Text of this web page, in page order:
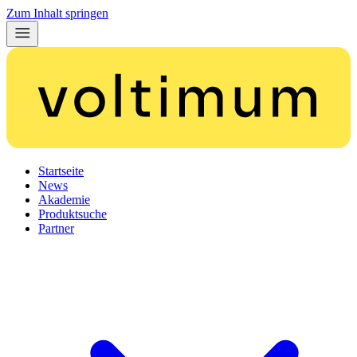
Zum Inhalt springen
Startseite
News
Akademie
Produktsuche
Partner